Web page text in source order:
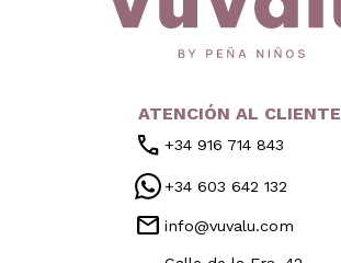
ATENCIÓN AL CLIENTE
call +34 916 714 843
+34 603 642 132
mail info@vuvalu.com